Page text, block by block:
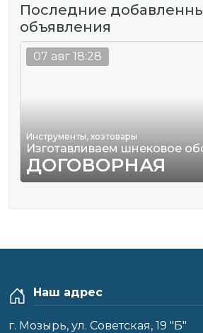
Последние
объявления
Инструменты, хозтовары
Изготавливаем шнековое
ДОГОВОРНАЯ
07 авг 18:28
Наш адрес
г. Мозырь, ул. Советская, 19 "Б"